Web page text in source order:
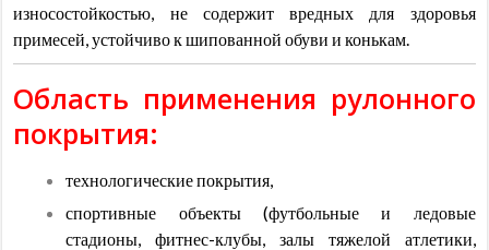
износостойкостью, не содержит вредных для здоровья
примесей, устойчиво к шипованной обуви и конькам.
Область применения рулонного
покрытия:
технологические покрытия,
спортивные объекты (футбольные и ледовые
стадионы, фитнес-клубы, залы тяжелой атлетики,